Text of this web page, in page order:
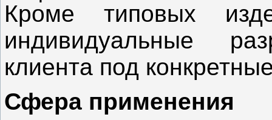
Кроме типовых
индивидуальные
клиента под
Сфера применения